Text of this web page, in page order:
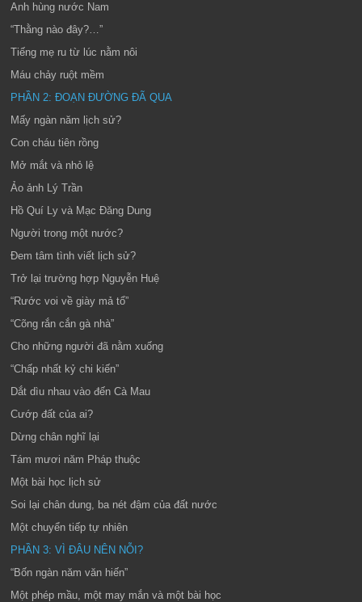
Anh hùng nước Nam
“Thằng nào đây?…”
Tiếng mẹ ru từ lúc nằm nôi
Máu chảy ruột mềm
PHẦN 2: ĐOẠN ĐƯỜNG ĐÃ QUA
Mấy ngàn năm lịch sử?
Con cháu tiên rồng
Mở mắt và nhỏ lệ
Ảo ảnh Lý Trần
Hồ Quí Ly và Mạc Đăng Dung
Người trong một nước?
Đem tâm tình viết lịch sử?
Trở lại trường hợp Nguyễn Huệ
“Rước voi về giày mả tổ”
“Cõng rắn cắn gà nhà”
Cho những người đã nằm xuống
“Chấp nhất kỷ chi kiến”
Dắt dìu nhau vào đến Cà Mau
Cướp đất của ai?
Dừng chân nghĩ lại
Tám mươi năm Pháp thuộc
Một bài học lịch sử
Soi lại chân dung, ba nét đậm của đất nước
Một chuyển tiếp tự nhiên
PHẦN 3: VÌ ĐÂU NÊN NỖI?
“Bốn ngàn năm văn hiến”
Một phép mầu, một may mắn và một bài học